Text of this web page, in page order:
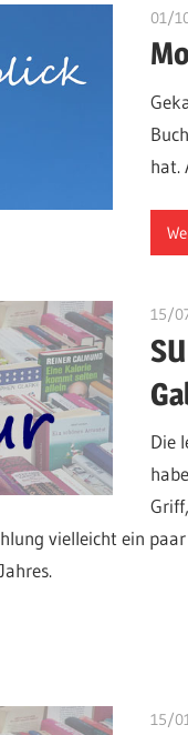
01/
hat.
15/
Die
vielleicht ein
15/